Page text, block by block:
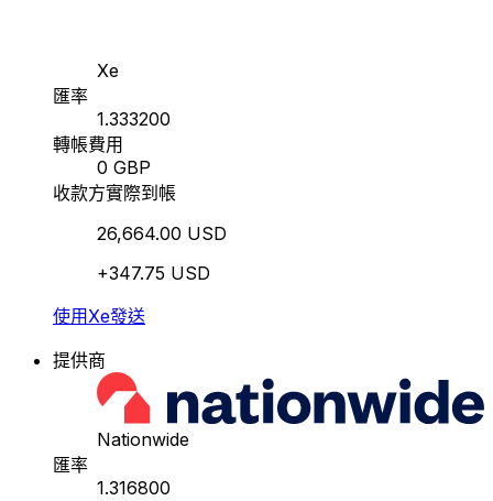
Xe
匯率
1.333200
轉帳費用
0 GBP
收款方實際到帳
26,664.00 USD
+347.75 USD
使用Xe發送
提供商
Nationwide
匯率
1.316800